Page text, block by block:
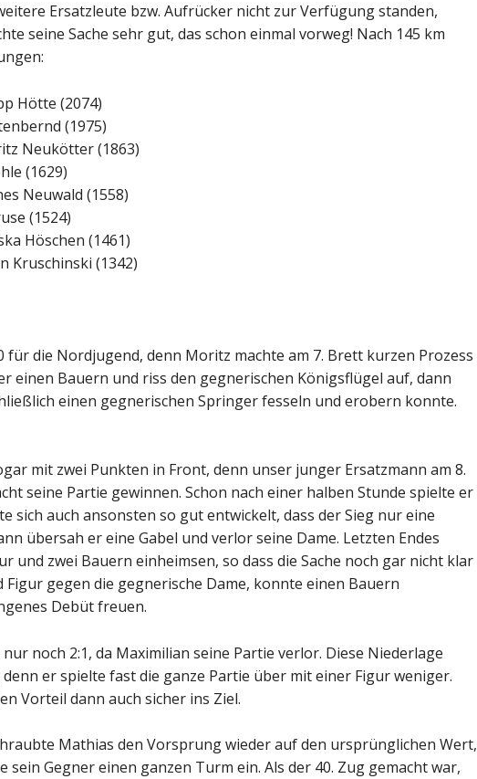
Ersatzleute bzw. Aufrücker nicht zur Verfügung standen,
seine Sache sehr gut, das schon einmal vorweg! Nach 145 km
Hötte (2074)
(1975)
Neukötter (1863)
(1629)
Neuwald (1558)
(1524)
Höschen (1461)
Kruschinski (1342)
für die Nordjugend, denn Moritz machte am 7. Brett kurzen Prozess
einen Bauern und riss den gegnerischen Königsflügel auf, dann
einen gegnerischen Springer fesseln und erobern konnte.
mit zwei Punkten in Front, denn unser junger Ersatzmann am 8.
seine Partie gewinnen. Schon nach einer halben Stunde spielte er
sich auch ansonsten so gut entwickelt, dass der Sieg nur eine
übersah er eine Gabel und verlor seine Dame. Letzten Endes
und zwei Bauern einheimsen, so dass die Sache noch gar nicht klar
gegen die gegnerische Dame, konnte einen Bauern
Debüt freuen.
noch 2:1, da Maximilian seine Partie verlor. Diese Niederlage
er spielte fast die ganze Partie über mit einer Figur weniger.
Vorteil dann auch sicher ins Ziel.
Mathias den Vorsprung wieder auf den ursprünglichen Wert,
Gegner einen ganzen Turm ein. Als der 40. Zug gemacht war,